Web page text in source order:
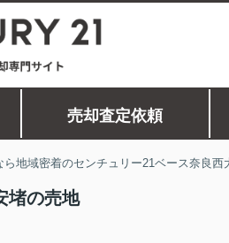
売却査定依頼
ら地域密着のセンチュリー21ベース奈良西
堵の売地